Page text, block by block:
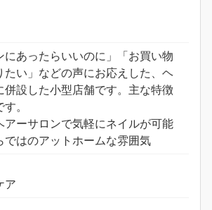
にあったらいいのに」「お買い物
たい」などの声にお応えした、ヘ
併設した小型店舗です。主な特徴
。
アーサロンで気軽にネイルが可能
ではのアットホームな雰囲気
ア